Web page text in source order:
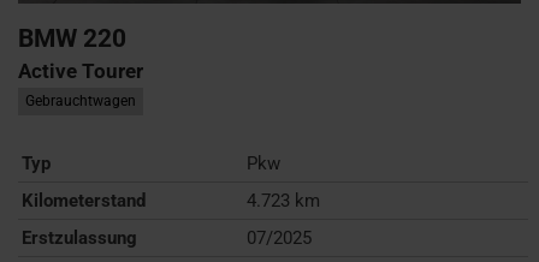
BMW 220
Active Tourer
Gebrauchtwagen
Typ
Pkw
Kilometerstand
4.723 km
Erstzulassung
07/2025